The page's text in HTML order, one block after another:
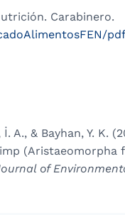
Carabinero.
A., & Bayhan, Y. K.
(Aristaeomorpha
of